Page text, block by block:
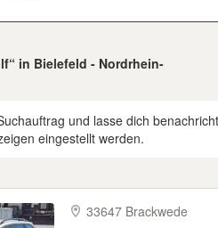
in Bielefeld - Nordrhein-
und lasse dich
eingestellt werden.
33647 Brackwede